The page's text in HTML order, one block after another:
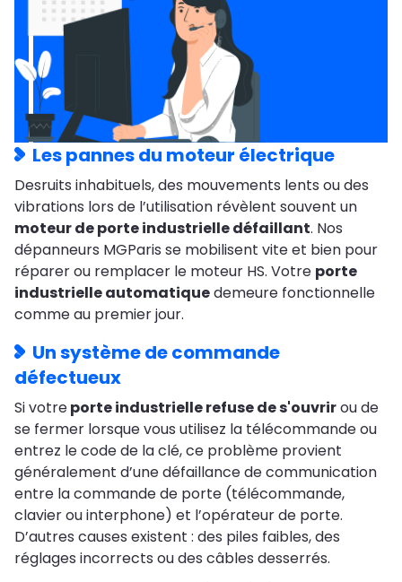
Les pannes du moteur électrique
Desruits inhabituels, des mouvements lents ou des
vibrations lors de l’utilisation révèlent souvent un
moteur de porte industrielle défaillant. Nos
dépanneurs MGParis se mobilisent vite et bien pour
réparer ou remplacer le moteur HS. Votre porte
industrielle automatiquedemeure fonctionnelle
comme au premier jour.
Un système de commande
défectueux
Si votreporte industrielle refuse de s'ouvrirou de
se fermer lorsque vous utilisez la télécommande ou
entrez le code de la clé, ce problème provient
généralement d’une défaillance de communication
entre la commande de porte (télécommande,
clavier ou interphone) et l’opérateur de porte.
D’autres causes existent : des piles faibles, des
réglages incorrects ou des câbles desserrés.